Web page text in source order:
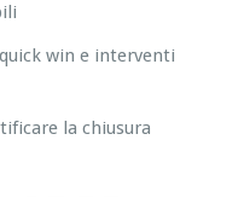
win e interventi
la chiusura